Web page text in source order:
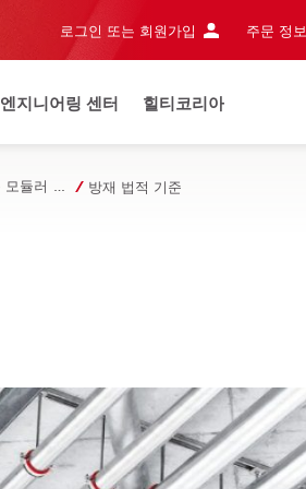
로그인 또는 회원가입 주문 정보
엔지니어링 센터 힐티코리아
방재 법적 기준